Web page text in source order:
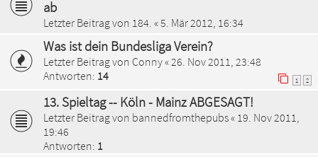
ab
Letzter Beitrag von 184. «5. Mär 2012, 16:34
Was ist dein Bundesliga Verein?
Letzter Beitrag von Conny«26. Nov 2011, 23:48
Antworten: 14 1 2
13. Spieltag -- Köln - Mainz ABGESAGT!
Letzter Beitrag von bannedfromthepubs« 19. Nov 2011,
19:46
Antworten: 1